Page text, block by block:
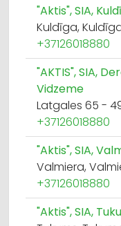
"Aktis", SIA,
Kuldīga,
+37126018880
"AKTIS", SIA,
Vidzeme
Latgales 65 -
+37126018880
"Aktis", SIA,
Valmiera,
+37126018880
"Aktis", SIA,